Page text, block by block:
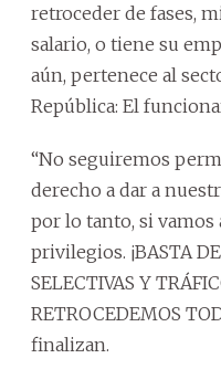
retroceder de fases,
salario, o tiene su
aún, pertenece al
República: El
“No seguiremos
derecho a dar a
por lo tanto, si vamos
privilegios. ¡BASTA
SELECTIVAS Y
RETROCEDEMOS
finalizan.